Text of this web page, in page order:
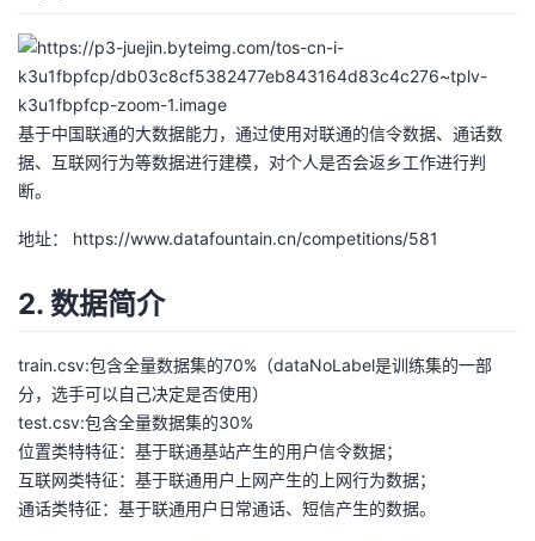
者
我
博
客
的
论
坛
我
的
圈
子
我
的
直
播
我
的
活
我
的
我
基于中国联通的大数据能力，通过使用对联通的信令数据、通话数
据、互联网行为等数据进行建模，对个人是否会返乡工作进行判
断。
地址： https://www.datafountain.cn/competitions/581
2. 数据简介
train.csv:包含全量数据集的70%（dataNoLabel是训练集的一部
分，选手可以自己决定是否使用）
test.csv:包含全量数据集的30%
位置类特特征：基于联通基站产生的用户信令数据；
互联网类特征：基于联通用户上网产生的上网行为数据；
通话类特征：基于联通用户日常通话、短信产生的数据。